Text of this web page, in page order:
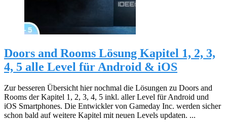
Doors and Rooms Lösung Kapitel 1, 2, 3,
4, 5 alle Level für Android & iOS
Zur besseren Übersicht hier nochmal die Lösungen zu Doors and
Rooms der Kapitel 1, 2, 3, 4, 5 inkl. aller Level für Android und
iOS Smartphones. Die Entwickler von Gameday Inc. werden sicher
schon bald auf weitere Kapitel mit neuen Levels updaten. ...